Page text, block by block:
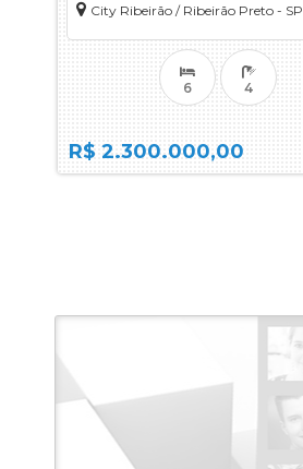
City Ribeirão / Ribeirão Preto - SP
R$ 2.300.000,00
6 4